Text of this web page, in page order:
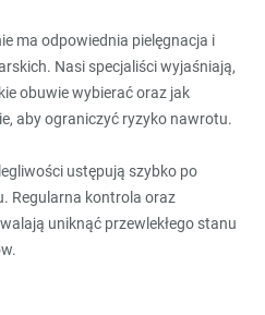
ma odpowiednia pielęgnacja i
Nasi specjaliści wyjaśniają,
obuwie wybierać oraz jak
aby ograniczyć ryzyko nawrotu.
ustępują szybko po
Regularna kontrola oraz
uniknąć przewlekłego stanu